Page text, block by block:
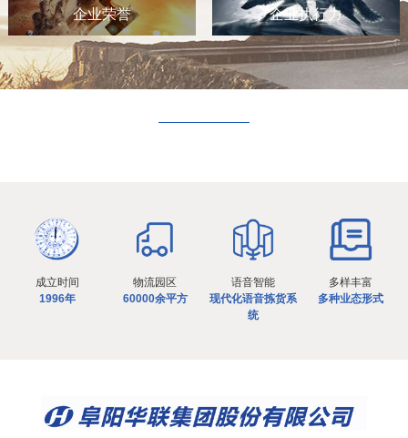
企业荣誉 企业执行力
成立时间
1996年
物流园区
60000余平方
语音智能
现代化语音拣货系
统
多样丰富
多种业态形式